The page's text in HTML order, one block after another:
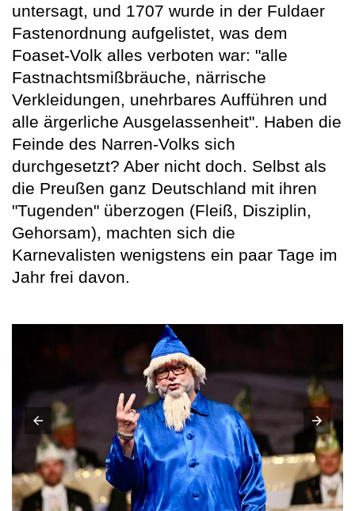
untersagt, und 1707 wurde in der Fuldaer
Fastenordnung aufgelistet, was dem
Foaset-Volk alles verboten war: "alle
Fastnachtsmißbräuche, närrische
Verkleidungen, unehrbares Aufführen und
alle ärgerliche Ausgelassenheit". Haben die
Feinde des Narren-Volks sich
durchgesetzt? Aber nicht doch. Selbst als
die Preußen ganz Deutschland mit ihren
"Tugenden" überzogen (Fleiß, Disziplin,
Gehorsam), machten sich die
Karnevalisten wenigstens ein paar Tage im
Jahr frei davon.